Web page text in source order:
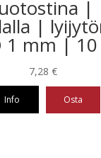
|
|
mm | 10
7,28 €
Info Osta